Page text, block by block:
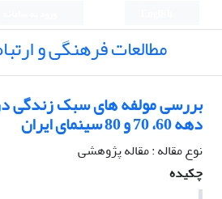
مطالعات فرهنگی و
بررسی مولفه های سبک زندگی
دهه 60، 70 و 80 سینمای ایران
نوع مقاله : مقاله پژوهشی
چکیده